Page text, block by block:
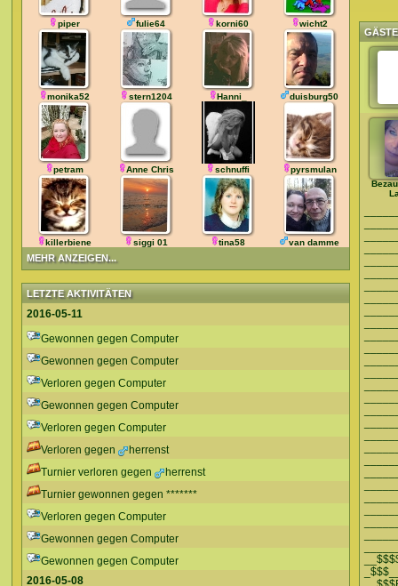
MEHR ANZEIGEN...
piper fulie64 korni60 wicht2
monika52 stern1204 Hanni_ duisburg50
petram Anne Chris schnuffi pyrsmulan
killerbiene siggi 01 tina58 van damme
LETZTE AKTIVITÄTEN
2016-05-11
Gewonnen gegen Computer
Gewonnen gegen Computer
Verloren gegen Computer
Gewonnen gegen Computer
Verloren gegen Computer
Verloren gegen
herrenst
Turnier verloren gegen
herrenst
Turnier gewonnen gegen *******
Verloren gegen Computer
Gewonnen gegen Computer
Gewonnen gegen Computer
2016-05-08